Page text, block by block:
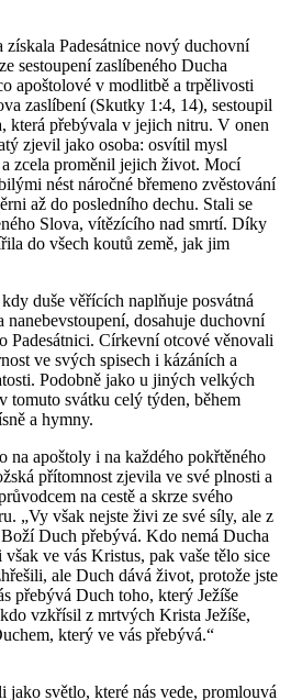
Padesátnice nový duchovní
sestoupení zaslíbeného Ducha
apoštolové v modlitbě a trpělivosti
zaslíbení (Skutky 1:4, 14), sestoupil
která přebývala v jejich nitru. V onen
zjevil jako osoba: osvítil mysl
zcela proměnil jejich život. Mocí
nést náročné břemeno zvěstování
až do posledního dechu. Stali se
Slova, vítězícího nad smrtí. Díky
do všech koutů země, jak jim
duše věřících naplňuje posvátná
dosahuje duchovní
Padesátnici. Církevní otcové věnovali
ve svých spisech i kázáních a
Podobně jako u jiných velkých
tomuto svátku celý týden, během
a hymny.
na apoštoly i na každého pokřtěného
přítomnost zjevila ve své plnosti a
na cestě a skrze svého
„Vy však nejste živi ze své síly, ale z
Duch přebývá. Kdo nemá Ducha
ve vás Kristus, pak vaše tělo sice
ale Duch dává život, protože jste
přebývá Duch toho, který Ježíše
vzkřísil z mrtvých Krista Ježíše,
který ve vás přebývá.“
jako světlo, které nás vede, promlouvá